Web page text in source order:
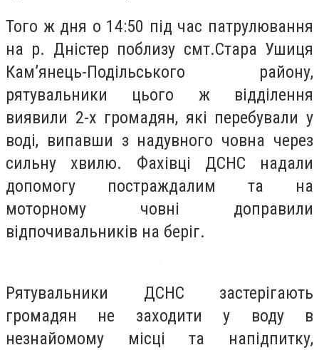
Того ж дня о 14:50 під час патрулювання
на р. Дністер поблизу смт.Стара Ушиця
Кам’янець-Подільського району,
рятувальники цього ж відділення
виявили 2-х громадян, які перебували у
воді, випавши з надувного човна через
сильну хвилю. Фахівці ДСНС надали
допомогу постраждалим та на
моторному човні доправили
відпочивальників на беріг.
Рятувальники ДСНС застерігають
громадян не заходити у воду в
незнайомому місці та напідпитку,